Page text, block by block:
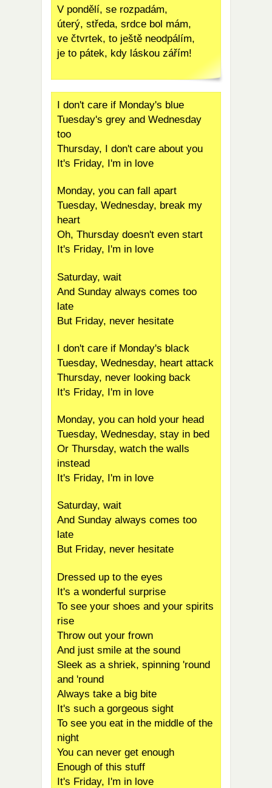
V pondělí, se rozpadám,
úterý, středa, srdce bol mám,
ve čtvrtek, to ještě neodpálím,
je to pátek, kdy láskou zářím!
I don't care if Monday's blue
Tuesday's grey and Wednesday
too
Thursday, I don't care about you
It's Friday, I'm in love
Monday, you can fall apart
Tuesday, Wednesday, break my
heart
Oh, Thursday doesn't even start
It's Friday, I'm in love
Saturday, wait
And Sunday always comes too
late
But Friday, never hesitate
I don't care if Monday's black
Tuesday, Wednesday, heart attack
Thursday, never looking back
It's Friday, I'm in love
Monday, you can hold your head
Tuesday, Wednesday, stay in bed
Or Thursday, watch the walls
instead
It's Friday, I'm in love
Saturday, wait
And Sunday always comes too
late
But Friday, never hesitate
Dressed up to the eyes
It's a wonderful surprise
To see your shoes and your spirits
rise
Throw out your frown
And just smile at the sound
Sleek as a shriek, spinning 'round
and 'round
Always take a big bite
It's such a gorgeous sight
To see you eat in the middle of the
night
You can never get enough
Enough of this stuff
It's Friday, I'm in love